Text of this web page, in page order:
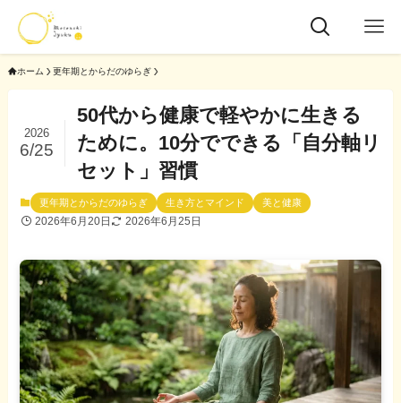
ホーム 更年期とからだのゆらぎ
50代から健康で軽やかに生きる
ために。10分でできる「自分軸リ
セット」習慣
2026
6/25
更年期とからだのゆらぎ 生き方とマインド 美と健康
2026年6月20日 2026年6月25日